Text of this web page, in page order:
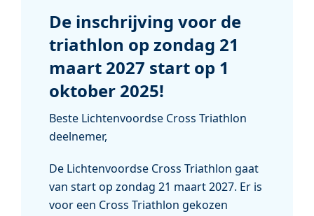
De inschrijving voor de
triathlon op zondag 21
maart 2027 start op 1
oktober 2025!
Beste Lichtenvoordse Cross Triathlon
deelnemer,
De Lichtenvoordse Cross Triathlon gaat
van start op zondag 21 maart 2027. Er is
voor een Cross Triathlon gekozen